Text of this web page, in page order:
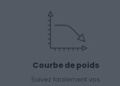
Courbe de poids
Suivez facilement vos